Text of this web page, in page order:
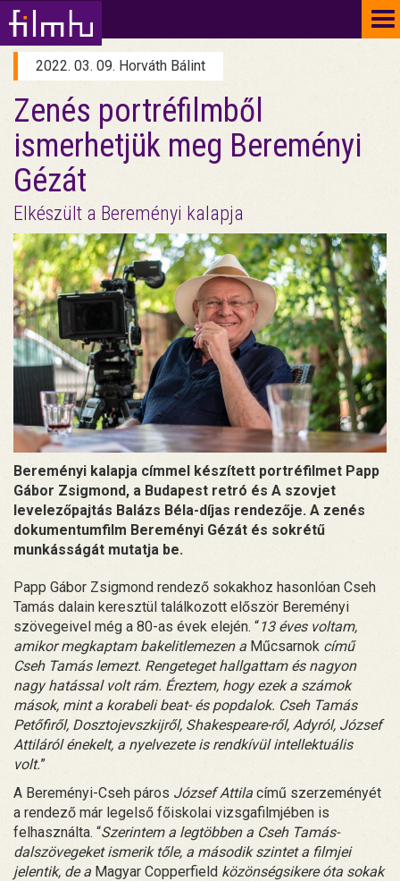
2022. 03. 09. Horváth Bálint
Zenés portréfilmből
ismerhetjük meg Bereményi
Gézát
Elkészült a Bereményi kalapja
Bereményi kalapja címmel készített portréfilmet Papp
Gábor Zsigmond, a Budapest retró és A szovjet
levelezőpajtás Balázs Béla-díjas rendezője. A zenés
dokumentumfilm Bereményi Gézát és sokrétű
munkásságát mutatja be.
Papp Gábor Zsigmond rendező sokakhoz hasonlóan Cseh
Tamás dalain keresztül találkozott először Bereményi
szövegeivel még a 80-as évek elején. “13 éves voltam,
amikor megkaptam bakelitlemezen a Műcsarnok című
Cseh Tamás lemezt. Rengeteget hallgattam és nagyon
nagy hatással volt rám. Éreztem, hogy ezek a számok
mások, mint a korabeli beat- és popdalok. Cseh Tamás
Petőfiről, Dosztojevszkijről, Shakespeare-ről, Adyról, József
Attiláról énekelt, a nyelvezete is rendkívül intellektuális
volt.”
A Bereményi-Cseh páros József Attila című szerzeményét
a rendező már legelső főiskolai vizsgafilmjében is
felhasználta. “Szerintem a legtöbben a Cseh Tamás-
dalszövegeket ismerik tőle, a második szintet a filmjei
jelentik, de a Magyar Copperfield közönségsikere óta sokak